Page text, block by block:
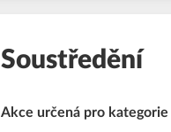
Soustředění
Akce určená pro kategorie